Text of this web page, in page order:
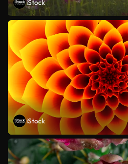
iStock
iStock